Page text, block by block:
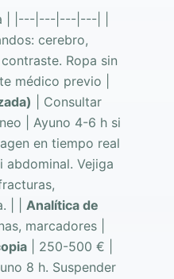
| |---|---|---|---| |
cerebro,
Ropa sin
médico previo |
| Consultar
| Ayuno 4-6 h si
en tiempo real
Vejiga
| | Analítica de
marcadores |
| 250-500 € |
8 h. Suspender